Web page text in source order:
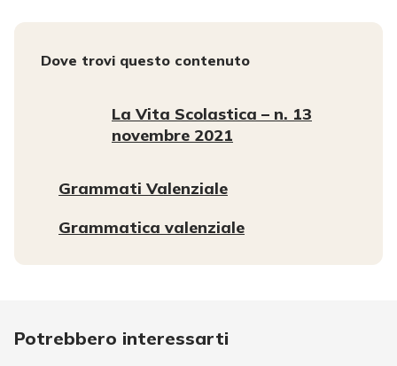
Dove trovi questo contenuto
La Vita Scolastica – n. 13
novembre 2021
Grammati Valenziale
Grammatica valenziale
Potrebbero interessarti